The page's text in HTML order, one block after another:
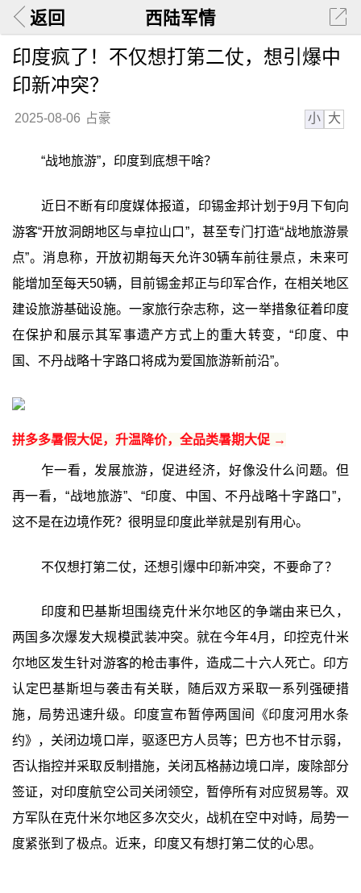
返回 西陆军情
印度疯了！不仅想打第二仗，想引爆中
印新冲突？
2025-08-06 占豪 小 大
“战地旅游”，印度到底想干啥？
近日不断有印度媒体报道，印锡金邦计划于9月下旬向
游客“开放洞朗地区与卓拉山口”，甚至专门打造“战地旅游景
点”。消息称，开放初期每天允许30辆车前往景点，未来可
能增加至每天50辆，目前锡金邦正与印军合作，在相关地区
建设旅游基础设施。一家旅行杂志称，这一举措象征着印度
在保护和展示其军事遗产方式上的重大转变，“印度、中
国、不丹战略十字路口将成为爱国旅游新前沿”。
拼多多暑假大促，升温降价，全品类暑期大促 →
乍一看，发展旅游，促进经济，好像没什么问题。但
再一看，“战地旅游”、“印度、中国、不丹战略十字路口”，
这不是在边境作死？很明显印度此举就是别有用心。
不仅想打第二仗，还想引爆中印新冲突，不要命了？
印度和巴基斯坦围绕克什米尔地区的争端由来已久，
两国多次爆发大规模武装冲突。就在今年4月，印控克什米
尔地区发生针对游客的枪击事件，造成二十六人死亡。印方
认定巴基斯坦与袭击有关联，随后双方采取一系列强硬措
施，局势迅速升级。印度宣布暂停两国间《印度河用水条
约》，关闭边境口岸，驱逐巴方人员等；巴方也不甘示弱，
否认指控并采取反制措施，关闭瓦格赫边境口岸，废除部分
签证，对印度航空公司关闭领空，暂停所有对应贸易等。双
方军队在克什米尔地区多次交火，战机在空中对峙，局势一
度紧张到了极点。近来，印度又有想打第二仗的心思。